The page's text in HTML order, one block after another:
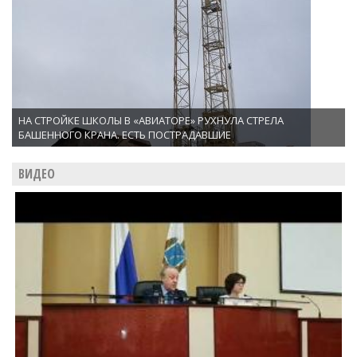
НА СТРОЙКЕ ШКОЛЫ В «АВИАТОРЕ» РУХНУЛА СТРЕЛА
БАШЕННОГО КРАНА. ЕСТЬ ПОСТРАДАВШИЕ
ВИДЕО